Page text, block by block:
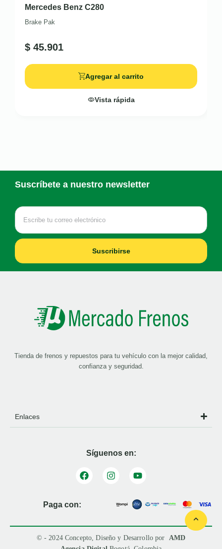
Mercedes Benz C280
Brake Pak
$ 45.901
Agregar al carrito
Vista rápida
Suscríbete a nuestro newsletter
Suscribirse
Tienda de frenos y repuestos para tu vehículo con la mejor calidad,
confianza y seguridad.
Enlaces
Síguenos en:
Paga con:
© - 2024 Concepto, Diseño y Desarrollo por AMD